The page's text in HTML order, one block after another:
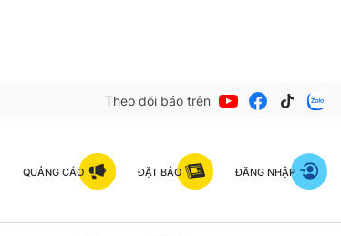
Theo dõi báo trên
QUẢNG CÁO ĐẶT BÁO ĐĂNG NHẬP